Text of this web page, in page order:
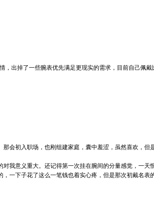
，出掉了一些腕表优先满足更现实的需求，目前自己佩
那会初入职场，也刚组建家庭，囊中羞涩，虽然喜欢，
对我意义重大。还记得第一次挂在腕间的分量感觉，一
，一下子花了这么一笔钱也着实心疼，但是那次初戴名表